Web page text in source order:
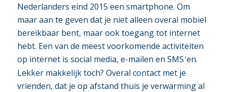
Nederlanders eind 2015 een smartphone. Om
maar aan te geven dat je niet alleen overal mobiel
bereikbaar bent, maar ook toegang tot internet
hebt. Een van de meest voorkomende activiteiten
op internet is social media, e-mailen en SMS’en.
Lekker makkelijk toch? Overal contact met je
vrienden, dat je op afstand thuis je verwarming al